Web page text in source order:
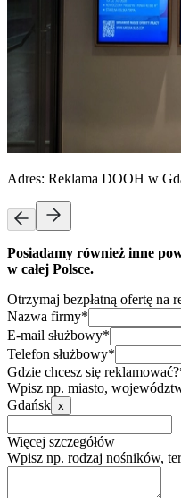
Adres: Reklama DOOH w
Posiadamy również inne
w całej Polsce.
Otrzymaj bezpłatną ofertę na
Nazwa firmy*
E-mail służbowy*
Telefon służbowy*
Gdzie chcesz się
Wpisz np. miasto,
Gdańsk x
Więcej szczegółów
Wpisz np. rodzaj nośników,